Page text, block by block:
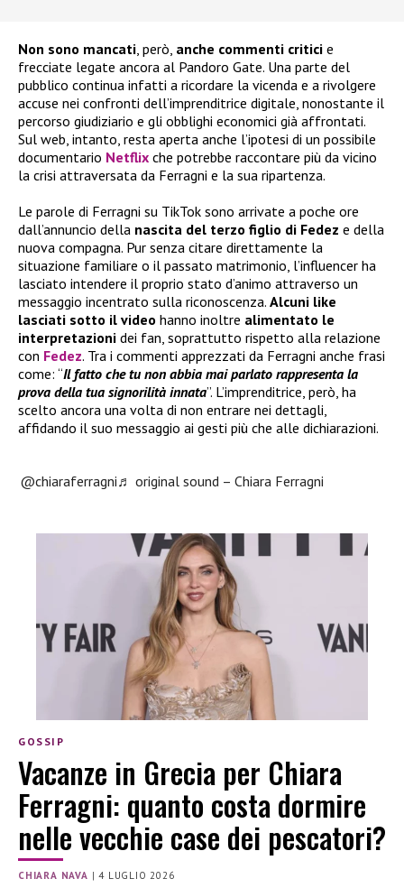
Non sono mancati , però, anche commenti critici e
frecciate legate ancora al Pandoro Gate. Una parte del
pubblico continua infatti a ricordare la vicenda e a rivolgere
accuse nei confronti dell’imprenditrice digitale, nonostante il
percorso giudiziario e gli obblighi economici già affrontati.
Sul web, intanto, resta aperta anche l’ipotesi di un possibile
documentario Netflix che potrebbe raccontare più da vicino
la crisi attraversata da Ferragni e la sua ripartenza.
Le parole di Ferragni su TikTok sono arrivate a poche ore
dall’annuncio della nascita del terzo figlio di Fedez e della
nuova compagna. Pur senza citare direttamente la
situazione familiare o il passato matrimonio, l’influencer ha
lasciato intendere il proprio stato d’animo attraverso un
messaggio incentrato sulla riconoscenza. Alcuni like
lasciati sotto il video hanno inoltre alimentato le
interpretazioni dei fan, soprattutto rispetto alla relazione
con Fedez. Tra i commenti apprezzati da Ferragni anche frasi
come: “Il fatto che tu non abbia mai parlato rappresenta la
prova della tua signorilità innata”. L’imprenditrice, però, ha
scelto ancora una volta di non entrare nei dettagli,
affidando il suo messaggio ai gesti più che alle dichiarazioni.
@chiaraferragni♬ original sound – Chiara Ferragni
GOSSIP
Vacanze in Grecia per Chiara
Ferragni: quanto costa dormire
nelle vecchie case dei pescatori?
CHIARA NAVA |4 LUGLIO 2026